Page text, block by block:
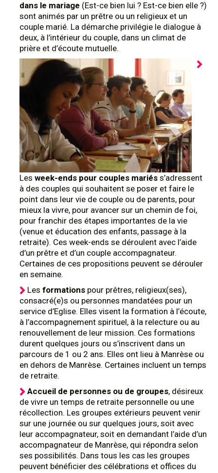
dans le mariage (Est-ce bien lui ? Est-ce bien elle ?)
sont animés par un prêtre ou un religieux et un
couple marié. La démarche privilégie le dialogue à
deux, à l’intérieur du couple, dans un climat de
prière et d’écoute mutuelle.
Les week-ends pour couples mariés s’adressent
à des couples qui souhaitent se poser et faire le
point dans leur vie de couple ou de parents, pour
mieux la vivre, pour avancer sur un chemin de foi,
pour franchir des étapes importantes de la vie
(venue et éducation des enfants, passage à la
retraite). Ces week-ends se déroulent avec l’aide
d’un prêtre et d’un couple accompagnateur.
Certaines de ces propositions peuvent se dérouler
en semaine.
Les formations pour prêtres, religieux(ses),
consacré(e)s ou personnes mandatées pour un
service d’Eglise. Elles visent la formation à l’écoute,
à l’accompagnement spirituel, à la relecture ou au
renouvellement de leur mission. Ces formations
durent quelques jours ou s’inscrivent dans un
parcours de 1 ou 2 ans. Elles ont lieu à Manrèse ou
en dehors de Manrèse. Certaines incluent un temps
de retraite.
Accueil de personnes ou de groupes, désireux
de vivre un temps de retraite personnelle ou une
récollection. Les groupes extérieurs peuvent venir
sur une journée ou sur quelques jours, soit avec
leur accompagnateur, soit en demandant l’aide d’un
accompagnateur de Manrèse, qui répondra selon
ses possibilités. Dans tous les cas les groupes
peuvent bénéficier des célébrations et offices du